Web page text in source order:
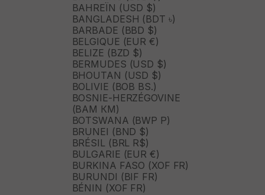
BAHREÏN (USD $)
BANGLADESH (BDT ৳)
BARBADE (BBD $)
BELGIQUE (EUR €)
BELIZE (BZD $)
BERMUDES (USD $)
BHOUTAN (USD $)
BOLIVIE (BOB BS.)
BOSNIE-HERZÉGOVINE
(BAM КМ)
BOTSWANA (BWP P)
BRUNEI (BND $)
BRÉSIL (BRL R$)
BULGARIE (EUR €)
BURKINA FASO (XOF FR)
BURUNDI (BIF FR)
BÉNIN (XOF FR)